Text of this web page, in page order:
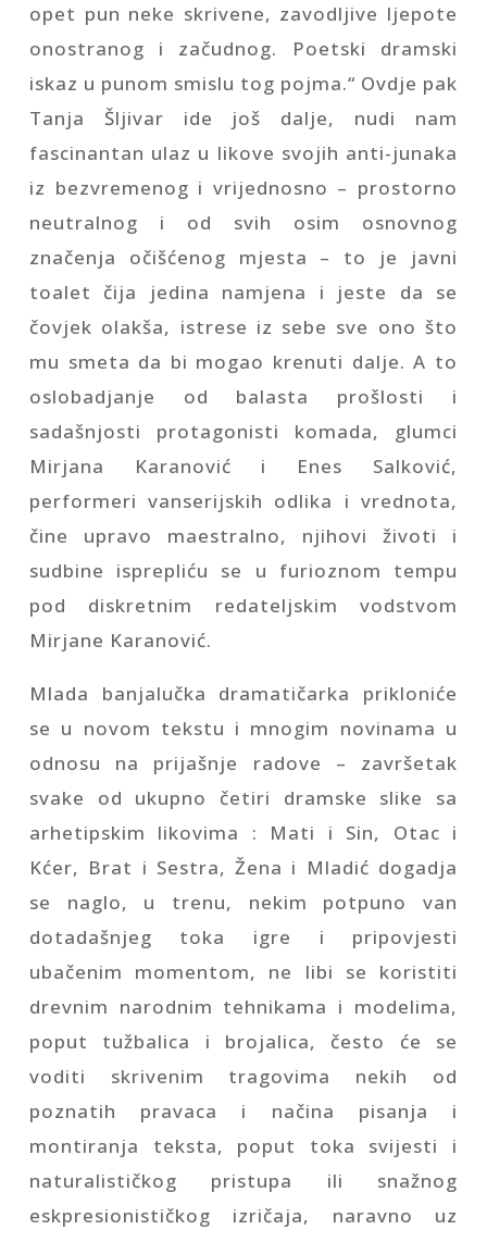
opet pun neke skrivene, zavodljive ljepote
onostranog i začudnog. Poetski dramski
iskaz u punom smislu tog pojma.“ Ovdje pak
Tanja Šljivar ide još dalje, nudi nam
fascinantan ulaz u likove svojih anti-junaka
iz bezvremenog i vrijednosno – prostorno
neutralnog i od svih osim osnovnog
značenja očišćenog mjesta – to je javni
toalet čija jedina namjena i jeste da se
čovjek olakša, istrese iz sebe sve ono što
mu smeta da bi mogao krenuti dalje. A to
oslobadjanje od balasta prošlosti i
sadašnjosti protagonisti komada, glumci
Mirjana Karanović i Enes Salković,
performeri vanserijskih odlika i vrednota,
čine upravo maestralno, njihovi životi i
sudbine isprepliću se u furioznom tempu
pod diskretnim redateljskim vodstvom
Mirjane Karanović.
Mlada banjalučka dramatičarka prikloniće
se u novom tekstu i mnogim novinama u
odnosu na prijašnje radove – završetak
svake od ukupno četiri dramske slike sa
arhetipskim likovima : Mati i Sin, Otac i
Kćer, Brat i Sestra, Žena i Mladić dogadja
se naglo, u trenu, nekim potpuno van
dotadašnjeg toka igre i pripovjesti
ubačenim momentom, ne libi se koristiti
drevnim narodnim tehnikama i modelima,
poput tužbalica i brojalica, često će se
voditi skrivenim tragovima nekih od
poznatih pravaca i načina pisanja i
montiranja teksta, poput toka svijesti i
naturalističkog pristupa ili snažnog
eskpresionističkog izričaja, naravno uz